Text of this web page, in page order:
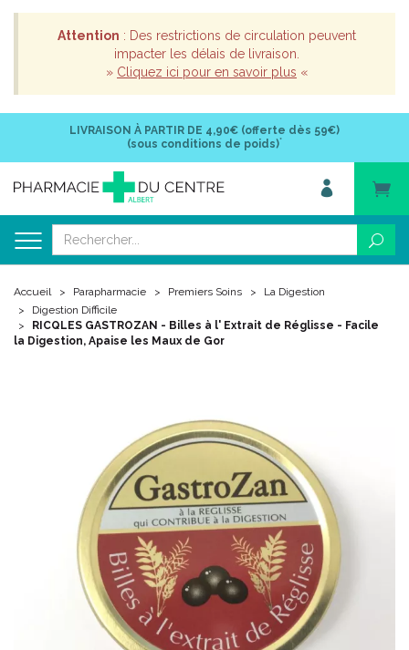
Attention : Des restrictions de circulation peuvent
impacter les délais de livraison.
» Cliquez ici pour en savoir plus «
LIVRAISON À PARTIR DE 4,90€ (offerte dès 59€)
(sous conditions de poids)*
Accueil Parapharmacie Premiers Soins
La Digestion
Digestion Difficile
RICQLES GASTROZAN - Billes à l' Extrait de Réglisse - Facile
la Digestion, Apaise les Maux de Gor